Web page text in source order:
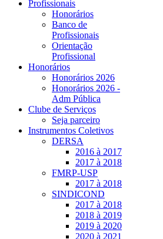
Profissionais
Honorários
Banco de
Profissionais
Orientação
Profissional
Honorários
Honorários 2026
Honorários 2026 -
Adm Pública
Clube de Serviços
Seja parceiro
Instrumentos Coletivos
DERSA
2016 à 2017
2017 à 2018
FMRP-USP
2017 à 2018
SINDICOND
2017 à 2018
2018 à 2019
2019 à 2020
2020 à 2021